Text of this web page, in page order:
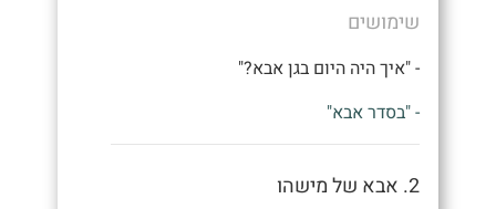
שימושים
- "איך היה היום בגן אבא?"
- "בסדר אבא"
2. אבא של מישהו